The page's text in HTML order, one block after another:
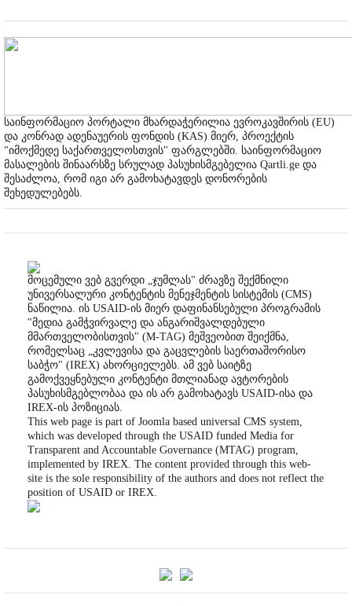
საინფორმაციო პორტალი მხარდაჭერილია ევროკავშირის (EU)
და კონრად ადენაუერის ფონდის (KAS) მიერ, პროექტის
"იმოქმედე საქართველოსთვის" ფარგლებში. საინფორმაციო
მასალების შინაარსზე სრულად პასუხისმგებელია Qartli.ge და
შესაძლოა, რომ იგი არ გამოხატავდეს დონორების
შეხედულებებს.
მოცემული ვებ გვერდი „ჯუმლას" ძრავზე შექმნილი
უნივერსალური კონტენტის მენეჯმენტის სისტემის (CMS)
ნაწილია. ის USAID-ის მიერ დაფინანსებული პროგრამის
"მედია გამჭვირვალე და ანგარიშვალდებული
მმართველობისთვის" (M-TAG) მეშვეობით შეიქმნა,
რომელსაც „კვლევისა და გაცვლების საერთაშორისო
საბჭო" (IREX) ახორციელებს. ამ ვებ საიტზე
გამოქვეყნებული კონტენტი მთლიანად ავტორების
პასუხისმგებლობაა და ის არ გამოხატავს USAID-ისა და
IREX-ის პოზიციას.
This web page is part of Joomla based universal CMS system,
which was developed through the USAID funded Media for
Transparent and Accountable Governance (MTAG) program,
implemented by IREX. The content provided through this web-
site is the sole responsibility of the authors and does not reflect the
position of USAID or IREX.